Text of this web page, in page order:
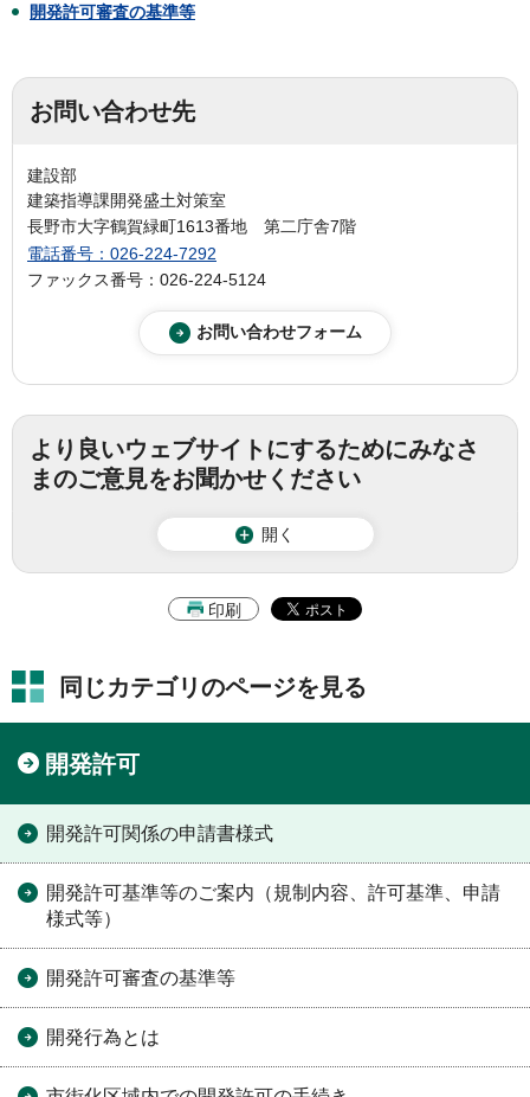
開発許可審査の基準等
お問い合わせ先
建設部
建築指導課開発盛土対策室
長野市大字鶴賀緑町1613番地 第二庁舎7階
電話番号：026-224-7292
ファックス番号：026-224-5124
より良いウェブサイトにするためにみなさ
まのご意見をお聞かせください
開く
印刷
同じカテゴリのページを見る
開発許可
開発許可関係の申請書様式
開発許可基準等のご案内（規制内容、許可基準、申請
様式等）
開発許可審査の基準等
開発行為とは